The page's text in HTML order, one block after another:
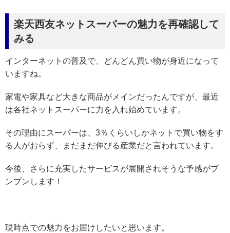
楽天西友ネットスーパーの魅力を再確認して
みる
インターネットの普及で、どんどん買い物が身近になって
いますね。
家電や家具など大きな商品がメインだったんですが、最近
は各社ネットスーパーに力を入れ始めています。
その理由にスーパーは、3％くらいしかネットで買い物をす
る人がおらず、まだまだ伸びる産業だと言われています。
今後、さらに充実したサービスが展開されそうな予感がプ
ンプンします！
現時点での魅力をお届けしたいと思います。